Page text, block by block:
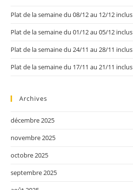
Plat de la semaine du 08/12 au 12/12 inclus
Plat de la semaine du 01/12 au 05/12 inclus
Plat de la semaine du 24/11 au 28/11 inclus
Plat de la semaine du 17/11 au 21/11 inclus
Archives
décembre 2025
novembre 2025
octobre 2025
septembre 2025